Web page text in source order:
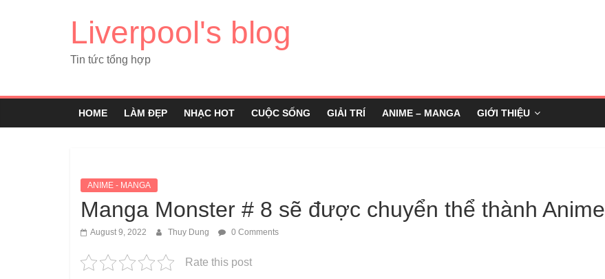
Liverpool's blog
Tin tức tổng hợp
HOME LÀM ĐẸP NHẠC HOT CUỘC SỐNG GIẢI TRÍ ANIME – MANGA GIỚI THIỆU
ANIME - MANGA
Manga Monster # 8 sẽ được chuyển thể thành Anime
August 9, 2022 Thuy Dung 0 Comments
Rate this post